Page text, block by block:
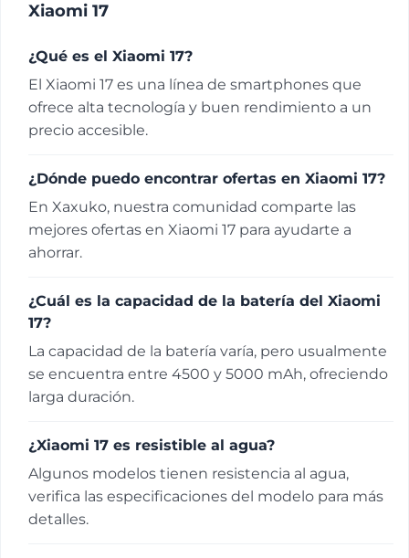
Xiaomi 17
¿Qué es el Xiaomi 17?
El Xiaomi 17 es una línea de smartphones que
ofrece alta tecnología y buen rendimiento a un
precio accesible.
¿Dónde puedo encontrar ofertas en Xiaomi 17?
En Xaxuko, nuestra comunidad comparte las
mejores ofertas en Xiaomi 17 para ayudarte a
ahorrar.
¿Cuál es la capacidad de la batería del Xiaomi
17?
La capacidad de la batería varía, pero usualmente
se encuentra entre 4500 y 5000 mAh, ofreciendo
larga duración.
¿Xiaomi 17 es resistible al agua?
Algunos modelos tienen resistencia al agua,
verifica las especificaciones del modelo para más
detalles.